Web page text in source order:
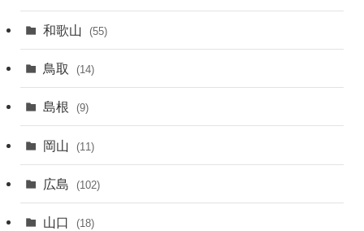
和歌山 (55)
鳥取 (14)
島根 (9)
岡山 (11)
広島 (102)
山口 (18)